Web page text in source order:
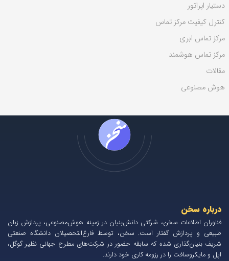
دستیار اپراتور
کنترل کیفیت مرکز تماس
مرکز تماس ابری
مرکز تماس هوشمند
مقالات
هوش مصنوعی
درباره سخن
فناوران اطلاعات سخن، شرکتی دانش‌بنیان در زمینه هوش‌مصنوعی، پردازش زبان
طبیعی و پردازش گفتار است. سخن، توسط فارغ‌التحصیلان دانشگاه صنعتی
شریف بنیان‌گذاری شده که سابقه حضور در شرکت‌های مطرح جهانی نظیر گوگل،
اپل و مایکروسافت را در رزومه کاری خود دارند.